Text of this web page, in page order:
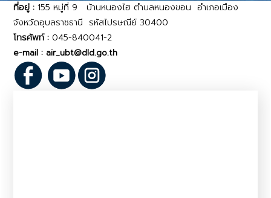
ที่อยู่ :155 หมู่ที่ 9 บ้านหนองไฮ ตำบลหนองขอน อำเภอเมือง
จังหวัดอุบลราชธานี รหัสไปรษณีย์ 30400
โทรศัพท์ : 045-840041-2
e-mail : air_ubt@dld.go.th